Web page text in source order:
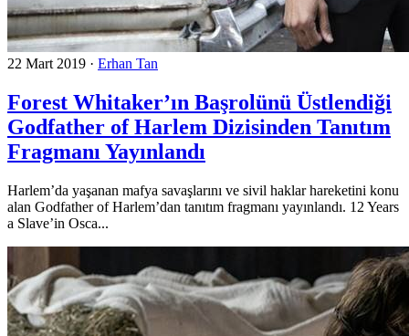
22 Mart 2019 · Erhan Tan
Forest Whitaker’ın Başrolünü Üstlendiği
Godfather of Harlem Dizisinden Tanıtım
Fragmanı Yayınlandı
Harlem’da yaşanan mafya savaşlarını ve sivil haklar hareketini konu
alan Godfather of Harlem’dan tanıtım fragmanı yayınlandı. 12 Years
a Slave’in Osca...